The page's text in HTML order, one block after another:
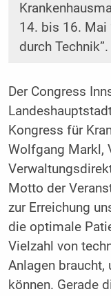
14. bis 16. Mai
durch Technik”.
Der Congress
Kongress für
Wolfgang Markl,
Motto der
zur Erreichung
die optimale
Vielzahl von
Anlagen braucht,
können. Gerade